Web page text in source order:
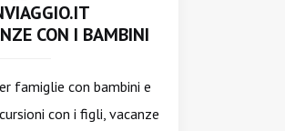
CON I BAMBINI
famiglie con bambini e
con i figli, vacanze